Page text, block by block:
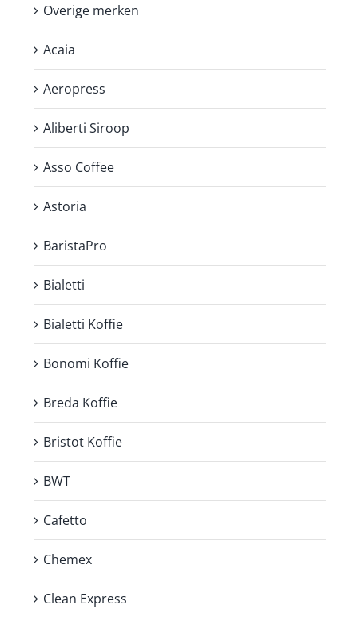
Overige merken
Acaia
Aeropress
Aliberti Siroop
Asso Coffee
Astoria
BaristaPro
Bialetti
Bialetti Koffie
Bonomi Koffie
Breda Koffie
Bristot Koffie
BWT
Cafetto
Chemex
Clean Express